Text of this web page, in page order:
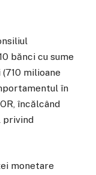
bănci cu sume
milioane
în
încălcând
privind
monetare